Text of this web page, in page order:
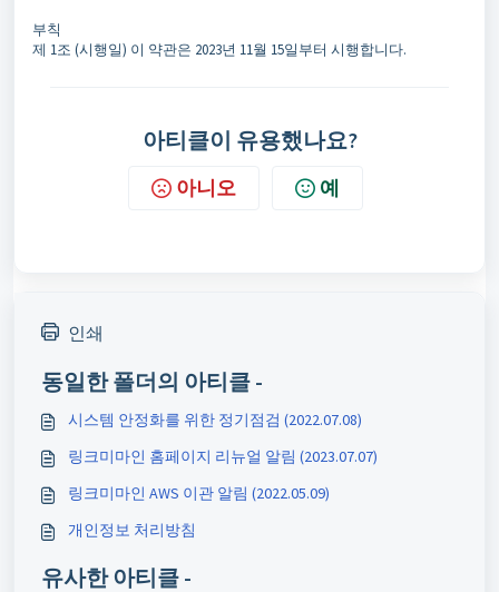
부칙
제 1조 (시행일) 이 약관은 2023년 11월 15일부터 시행합니다.
아티클이 유용했나요?
아니오 예
인쇄
동일한 폴더의 아티클 -
시스템 안정화를 위한 정기점검 (2022.07.08)
링크미마인 홈페이지 리뉴얼 알림 (2023.07.07)
링크미마인 AWS 이관 알림 (2022.05.09)
개인정보 처리방침
유사한 아티클 -